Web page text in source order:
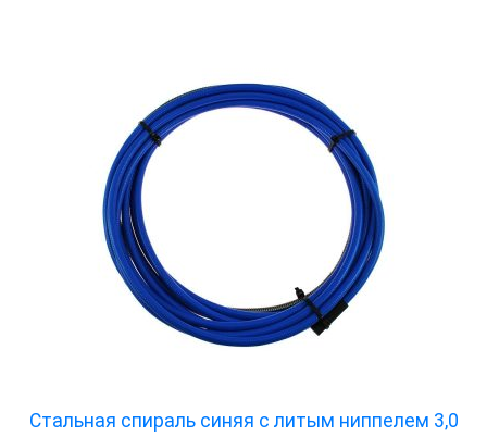
Стальная спираль синяя с литым ниппелем 3,0